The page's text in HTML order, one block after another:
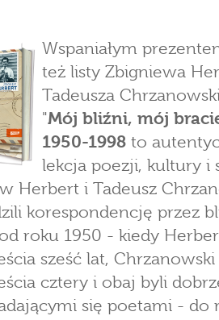
Wspaniałym
też listy Zbigniewa
Tadeusza
"Mój bliźni, mój
1950-1998 to
lekcja poezji, kultury i
Herbert i Tadeusz
korespondencję przez
roku 1950 - kiedy
sześć lat, Chrzanowski
cztery i obaj byli
się poetami - do